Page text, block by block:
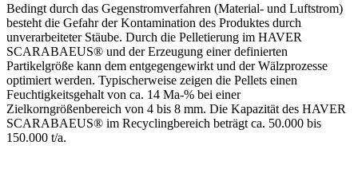
Bedingt durch das Gegenstromverfahren (Material- und Luftstrom)
besteht die Gefahr der Kontamination des Produktes durch
unverarbeiteter Stäube. Durch die Pelletierung im HAVER
SCARABAEUS® und der Erzeugung einer definierten
Partikelgröße kann dem entgegengewirkt und der Wälzprozesse
optimiert werden. Typischerweise zeigen die Pellets einen
Feuchtigkeitsgehalt von ca. 14 Ma-% bei einer
Zielkorngrößenbereich von 4 bis 8 mm. Die Kapazität des HAVER
SCARABAEUS® im Recyclingbereich beträgt ca. 50.000 bis
150.000 t/a.